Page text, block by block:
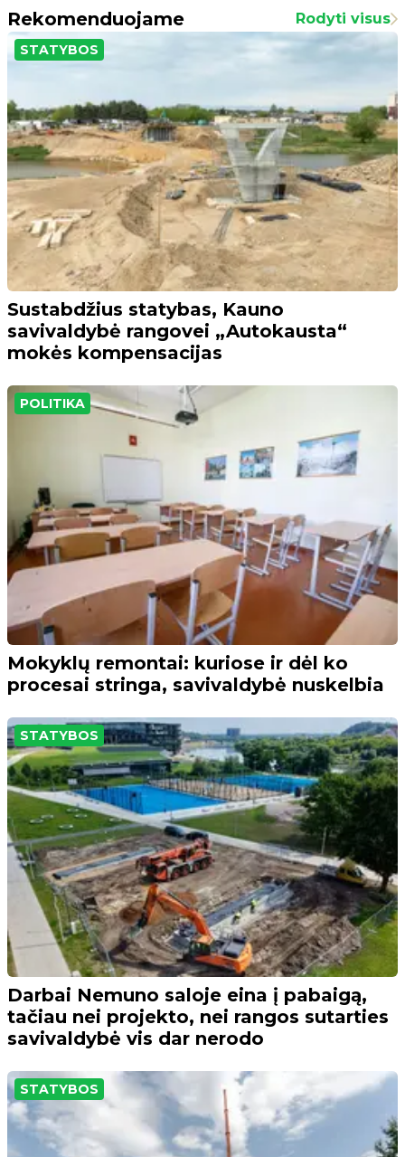
Rekomenduojame Rodyti visus
STATYBOS
Sustabdžius statybas, Kauno
savivaldybė rangovei „Autokausta“
mokės kompensacijas
POLITIKA
Mokyklų remontai: kuriose ir dėl ko
procesai stringa, savivaldybė nuskelbia
STATYBOS
Darbai Nemuno saloje eina į pabaigą,
tačiau nei projekto, nei rangos sutarties
savivaldybė vis dar nerodo
STATYBOS